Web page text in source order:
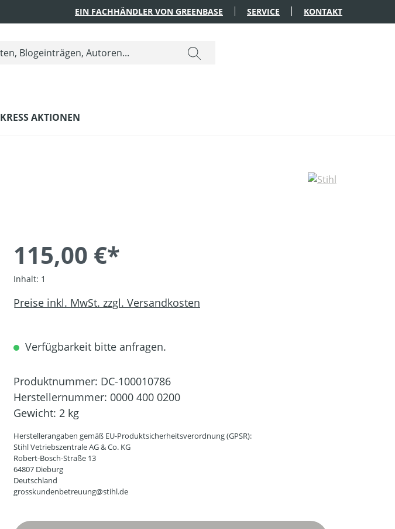
EIN FACHHÄNDLER VON GREENBASE SERVICE KONTAKT
KRESS AKTIONEN
115,00 €*
Inhalt: 1
Preise inkl. MwSt. zzgl. Versandkosten
Verfügbarkeit bitte anfragen.
Produktnummer: DC-100010786
Herstellernummer: 0000 400 0200
Gewicht: 2 kg
Herstellerangaben gemäß EU-Produktsicherheitsverordnung (GPSR):
Stihl Vetriebszentrale AG & Co. KG
Robert-Bosch-Straße 13
64807 Dieburg
Deutschland
grosskundenbetreuung@stihl.de